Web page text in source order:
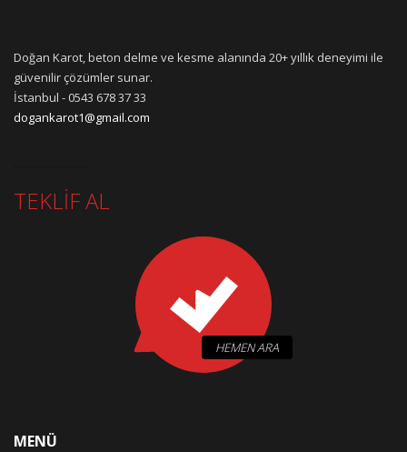
Doğan Karot, beton delme ve kesme alanında 20+ yıllık deneyimi ile
güvenilir çözümler sunar.
İstanbul - 0543 678 37 33
dogankarot1@gmail.com
TEKLİF AL
HEMEN ARA
MENÜ